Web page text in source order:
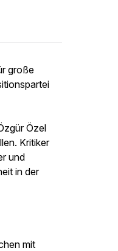
große
Özel
Kritiker
und
in der
mit